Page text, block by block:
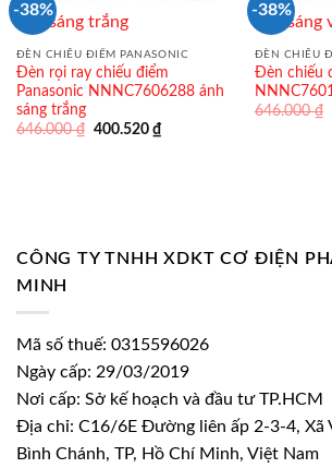
-38%
ĐÈN CHIẾU ĐIỂM PANASONIC
Đèn rọi ray chiếu điểm
Panasonic NNNC7606288 ánh
sáng trắng
646.000₫ Giá
400.520 ₫Giá
-38%
ĐÈN CHIẾU
Đèn chiếu
646.000₫
CÔNG TY TNHH XDKT CƠ ĐIỆN
MINH
Mã số thuế: 0315596026
Ngày cấp: 29/03/2019
Nơi cấp: Sở kế hoạch và đầu tư TP.HCM
Địa chỉ: C16/6E Đường liên ấp 2-3-4, Xã
Bình Chánh, TP, Hồ Chí Minh, Việt Nam